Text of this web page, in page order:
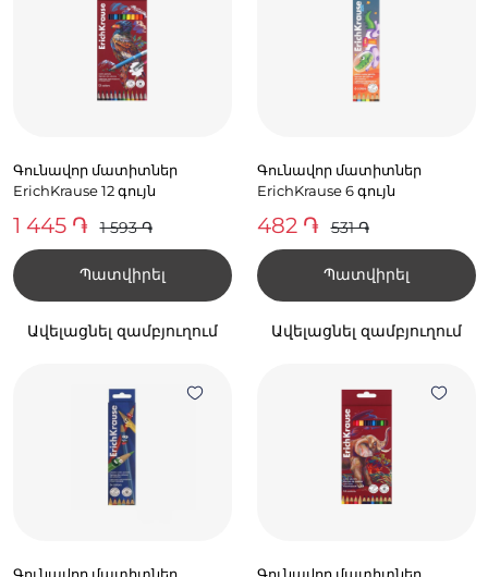
Գունավոր մատիտներ
ErichKrause 12 գույն
1 445 ֏ 1 593 ֏
Պատվիրել
Ավելացնել զամբյուղում
Գունավոր մատիտներ
ErichKrause 6 գույն
482 ֏ 531 ֏
Պատվիրել
Ավելացնել զամբյուղում